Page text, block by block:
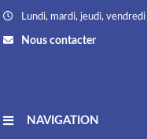
Lundi, mardi, jeudi,
Nous contacter
NAVIGATION